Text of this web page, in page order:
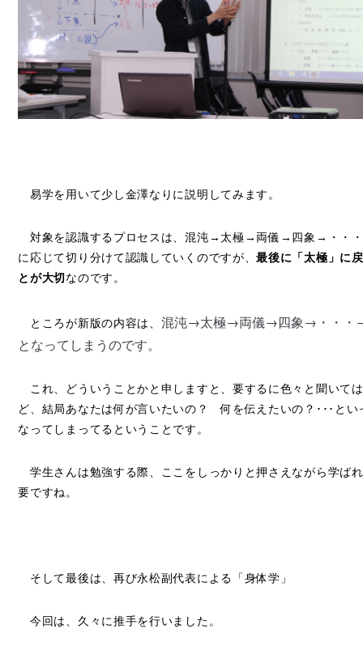
易学を用いて少し金澤なりに説明してみます。
対象を認識するプロセスは、混沌→太極→両儀→四象→・・・
に応じて切り分けて認識していくのですが、最後に「太極」に
とが大切なのです。
ところが新版の内容は、 混沌→太極→両儀→四象→・・・
となってしまうのです。
これ、どういうことかと申しますと、要するに色々と聞いて
ど、結局あなたは何が言いたいの？ 何を伝えたいの？･･･とい
なってしまってるということです。
学生さんは勉強する際、ここをしっかりと押さえながら学ば
要ですね。
そして最後は、再び永松副代表による「身体学」
今回は、久々に推手を行いました。